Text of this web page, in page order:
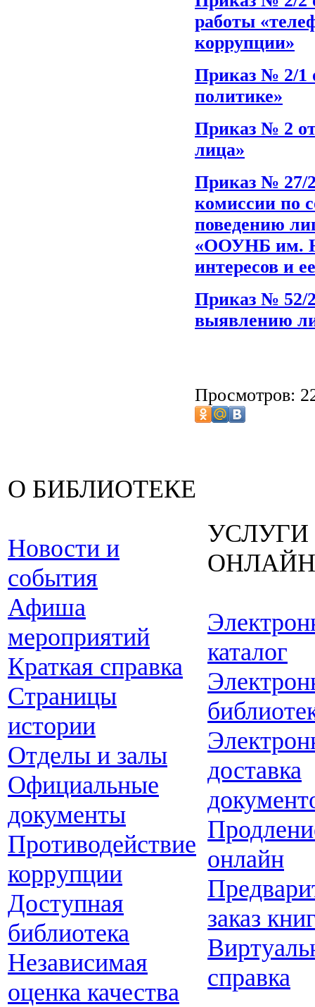
работы
коррупции»
Приказ № 2/1
политике»
Приказ № 2 от
лица»
Приказ № 27/
комиссии по
поведению
«ООУНБ им.
интересов и
Приказ № 52/2
выявлению
Просмотров:
О БИБЛИОТЕКЕ
Новости и
события
Афиша
мероприятий
Краткая справка
Страницы
истории
Отделы и залы
Официальные
документы
Противодействие
коррупции
Доступная
библиотека
Независимая
оценка качества
УСЛУГИ
ОНЛАЙН
каталог
доставка
онлайн
заказ
справка